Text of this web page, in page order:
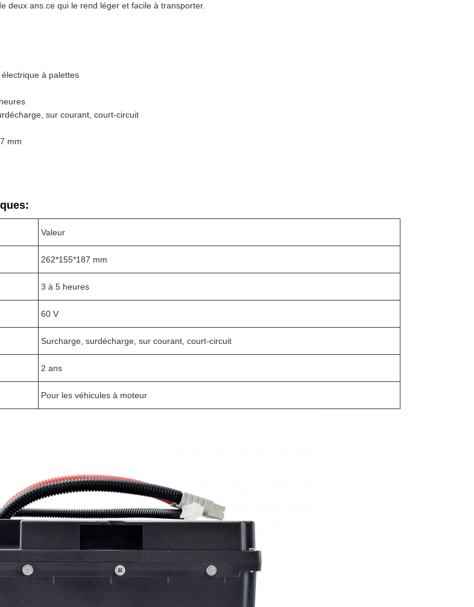
deux ans.ce qui le rend léger et facile à transporter.
à palettes
sur courant, court-circuit
mm
Valeur
262*155*187 mm
3 à 5 heures
60 V
Surcharge, surdécharge, sur courant, court-circuit
2 ans
Pour les véhicules à moteur